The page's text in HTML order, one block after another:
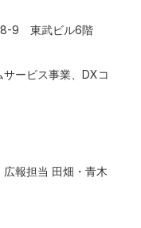
9 東武ビル6階
ービス事業、DXコ
報担当 田畑・青木